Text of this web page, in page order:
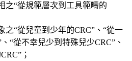
之“從規範層次到工具範疇的
之“從兒童到少年的CRC”、“從一
“從不幸兒少到特殊兒少CRC”、
；